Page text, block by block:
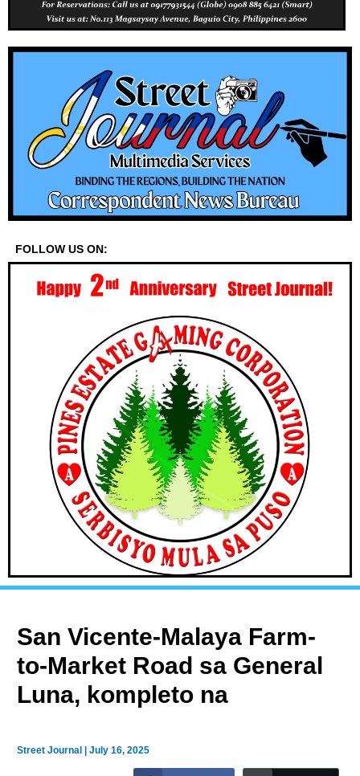
FOLLOW US ON:
San Vicente-Malaya Farm-
to-Market Road sa General
Luna, kompleto na
Street Journal |July 16, 2025